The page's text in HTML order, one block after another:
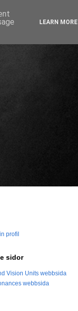
profil
sidor
Vision Units webbsida
webbsida
LEARN MORE